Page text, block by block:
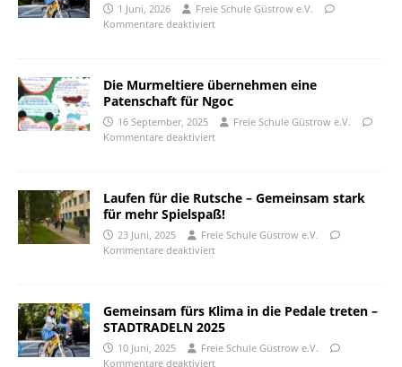
1 Juni, 2026
Freie Schule Güstrow e.V.
Kommentare deaktiviert
Die Murmeltiere übernehmen eine
Patenschaft für Ngoc
16 September, 2025
Freie Schule Güstrow e.V.
Kommentare deaktiviert
Laufen für die Rutsche – Gemeinsam stark
für mehr Spielspaß!
23 Juni, 2025
Freie Schule Güstrow e.V.
Kommentare deaktiviert
Gemeinsam fürs Klima in die Pedale treten –
STADTRADELN 2025
10 Juni, 2025
Freie Schule Güstrow e.V.
Kommentare deaktiviert